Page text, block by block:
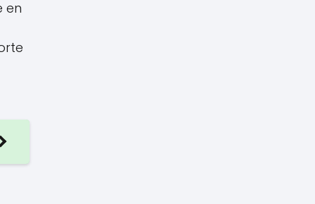
en